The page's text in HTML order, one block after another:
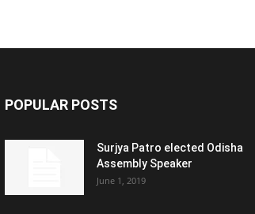
POPULAR POSTS
Surjya Patro elected Odisha
Assembly Speaker
June 1, 2019